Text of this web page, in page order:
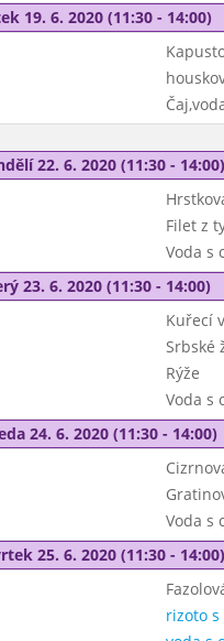
19. 6. 2020 (11:30 - 14:00)
22. 6. 2020 (11:30 - 14:00)
Filet z
Voda s
23. 6. 2020 (11:30 - 14:00)
Kuřecí
Srbské
Rýže
Voda s
24. 6. 2020 (11:30 - 14:00)
Voda s
25. 6. 2020 (11:30 - 14:00)
rizoto